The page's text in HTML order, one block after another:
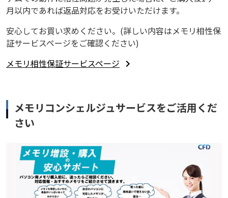
月以内であれば返品対応をお受けいただけます。
安心してお買い求めください。(詳しい内容はメモリ相性保
証サービスページをご確認ください)
メモリ相性保証サービスページ
メモリコンシェルジュサービスをご活用くだ
さい